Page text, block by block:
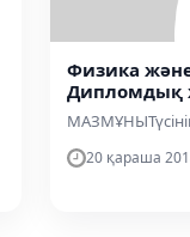
Физика
Дипломдық
МАЗМҰНЫТүсінік
20 қараша